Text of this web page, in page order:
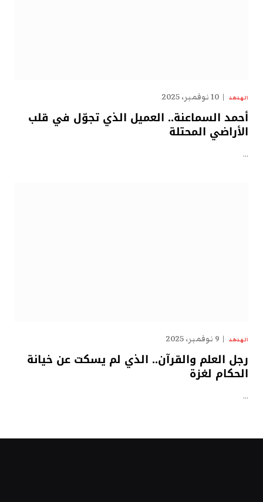
الهدهد 10 نوفمبر، 2025
أحمد السماعنة.. العميل الذي تجوّل في قلب
الأراضي المحتلة
…
الهدهد 9 نوفمبر، 2025
رجل العلم والقرآن.. الذي لم يسكت عن خيانة
الحكام لغزة
…